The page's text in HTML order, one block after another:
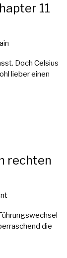
11
Doch Celsius
lieber einen
rechten
die